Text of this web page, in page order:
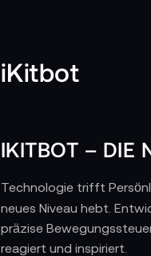
iKitbot
IKITBOT – DIE
Technologie trifft
neues Niveau hebt.
präzise
reagiert und inspiriert.